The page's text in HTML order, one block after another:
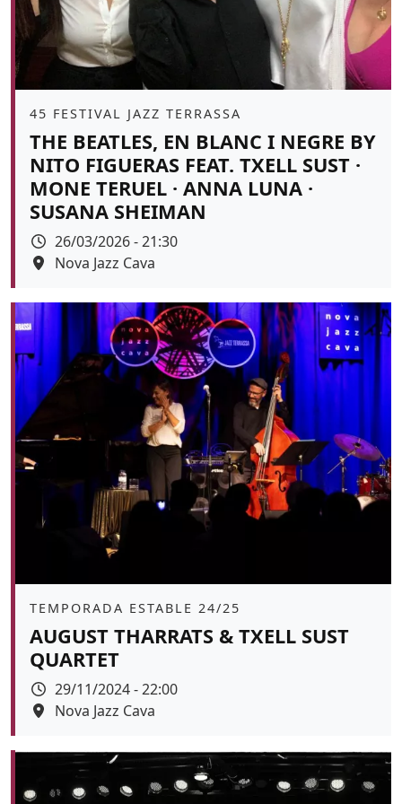
Àmbit
45 FESTIVAL JAZZ TERRASSA
THE BEATLES, EN BLANC I NEGRE BY
NITO FIGUERAS FEAT. TXELL SUST ·
MONE TERUEL · ANNA LUNA ·
SUSANA SHEIMAN
Data
26/03/2026 - 21:30
Espai
Nova Jazz Cava
Àmbit
TEMPORADA ESTABLE 24/25
AUGUST THARRATS & TXELL SUST
QUARTET
Data
29/11/2024 - 22:00
Espai
Nova Jazz Cava